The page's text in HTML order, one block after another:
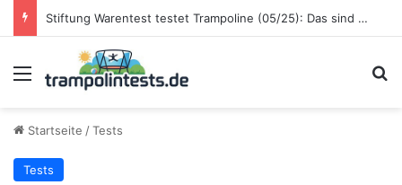
LIDL CRIVIT Gartentrampolin 400 cm im Test: Preis-Leistungs-Sieger für Familien
Menü
Startseite /Tests
Tests